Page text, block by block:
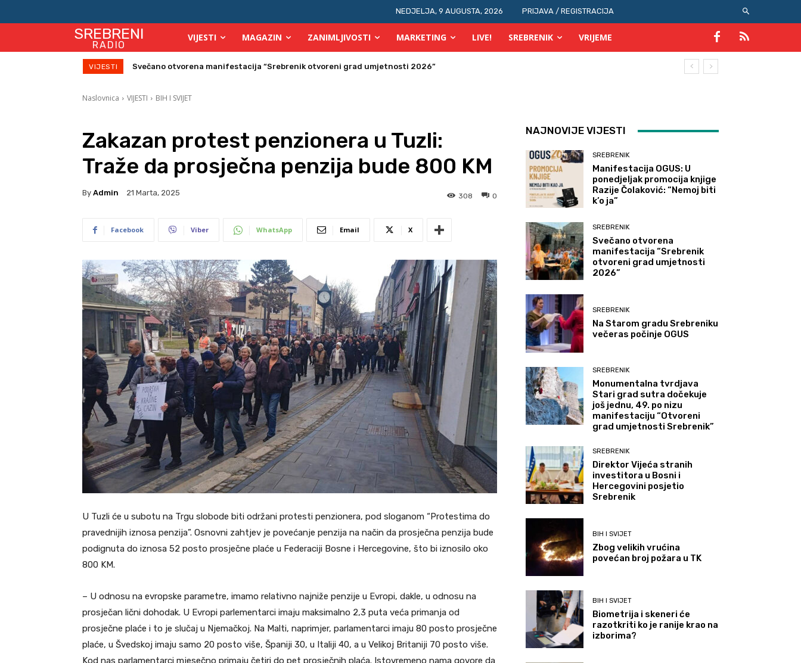
NEDJELJA, 9 AUGUSTA, 2026 PRIJAVA / REGISTRACIJA
SREBRENI
RADIO
VIJESTI MAGAZIN ZANIMLJIVOSTI MARKETING LIVE! SREBRENIK VRIJEME
VIJESTI Na Starom gradu Srebreniku večeras počinje OGUS
Naslovnica VIJESTI BIH I SVIJET
Zakazan protest penzionera u Tuzli:
Traže da prosječna penzija bude 800 KM
By Admin 21 Marta, 2025 0
308
Facebook Viber WhatsApp Email X
U Tuzli će u subotu na Trgu slobode biti održani protesti penzionera, pod sloganom “Protestima do
pravednijih iznosa penzija”. Osnovni zahtjev je povećanje penzija na način da prosječna penzija bude
podignuta do iznosa 52 posto prosječne plaće u Federaciji Bosne i Hercegovine, što bi iznosilo oko
800 KM.
– U odnosu na evropske parametre, imamo relativno najniže penzije u Evropi, dakle, u odnosu na
prosječan lični dohodak. U Evropi parlementarci imaju maksimalno 2,3 puta veća primanja od
prosječne plaće i to je slučaj u Njemačkoj. Na Malti, naprimjer, parlamentarci imaju 80 posto prosječne
plaće, u Švedskoj imaju samo 20 posto više, Španiji 30, u Italiji 40, a u Velikoj Britaniji 70 posto više.
Kod nas parlamentarci mjesečno primaju četiri do pet prosječnih plaća. Istovremeno nama govore da
NAJNOVIJE VIJESTI
SREBRENIK
Manifestacija OGUS: U
ponedjeljak promocija knjige
Razije Čolaković: “Nemoj biti
k’o ja”
SREBRENIK
Svečano otvorena
manifestacija “Srebrenik
otvoreni grad umjetnosti
2026”
SREBRENIK
Na Starom gradu Srebreniku
večeras počinje OGUS
SREBRENIK
Monumentalna tvrdjava
Stari grad sutra dočekuje
još jednu, 49. po nizu
manifestaciju “Otvoreni
grad umjetnosti Srebrenik”
SREBRENIK
Direktor Vijeća stranih
investitora u Bosni i
Hercegovini posjetio
Srebrenik
BIH I SVIJET
Zbog velikih vrućina
povećan broj požara u TK
BIH I SVIJET
Biometrija i skeneri će
razotkriti ko je ranije krao na
izborima?